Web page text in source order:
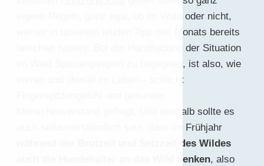
eigene Regeln, ganz egal, ob im Wald oder nicht,
wie wir in unserem letzten Tipp des Monats bereits
berichtet haben). Bei der Handhabung der Situation
im Wald Spaziergängern zu begegnen, ist also, wie
immer und überall im Leben – schlicht
Menschenverstand gefragt. Und deshalb sollte es
auch selbstverständlich sein, dass im Frühjahr
während der Brutzeit und Setzzeit des Wildes
auch die Hundehalter an das Wild denken, also